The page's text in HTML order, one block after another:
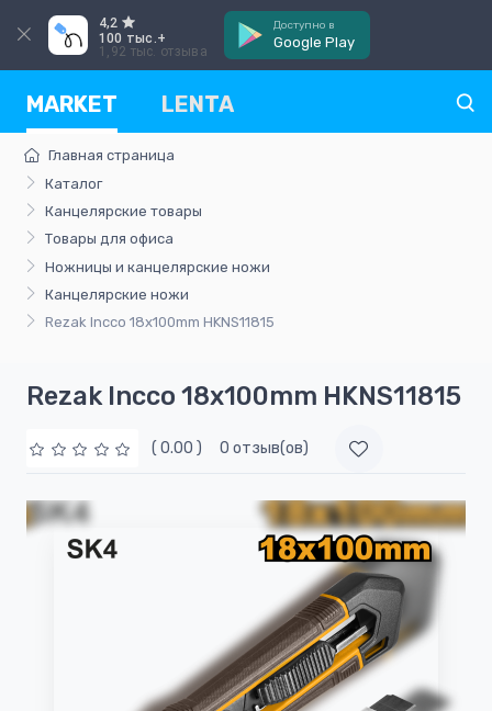
4,2
100 тыс.+
1,92 тыс. отзыва
Доступно в
Google Play
MARKET LENTA
Главная страница
Каталог
Канцелярские товары
Товары для офиса
Ножницы и канцелярские ножи
Канцелярские ножи
Rezak Incco 18x100mm HKNS11815
Rezak Incco 18x100mm HKNS11815
( 0.00 ) 0 отзыв(ов)